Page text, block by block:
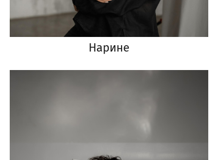
Нарине